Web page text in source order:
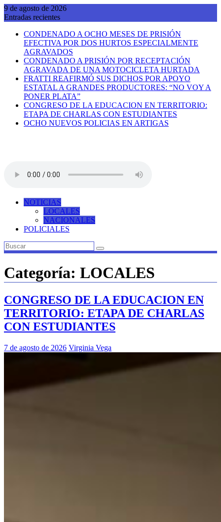
Saltar
al
9 de agosto de 2026
Entradas recientes
CONDENADO A OCHO MESES DE PRISIÓN
EFECTIVA POR DOS HURTOS ESPECIALMENTE
AGRAVADOS
CONDENADO A PRISIÓN POR RECEPTACIÓN
AGRAVADA DE UNA MOTOCICLETA HURTADA
FRATTI REAFIRMÓ SUS DICHOS POR APOYO
ESTATAL A GRANDES PRODUCTORES: “NO VOY A
PONER PLATA”
CONGRESO DE LA EDUCACION EN TERRITORIO:
ETAPA DE CHARLAS CON ESTUDIANTES
OCHO NUEVOS POLICIAS EN ARTIGAS
NOTICIAS
LOCALES
NACIONALES
POLICIALES
Categoría: LOCALES
CONGRESO DE LA EDUCACION EN
TERRITORIO: ETAPA DE CHARLAS
CON ESTUDIANTES
7 de agosto de 2026 Virginia Vega